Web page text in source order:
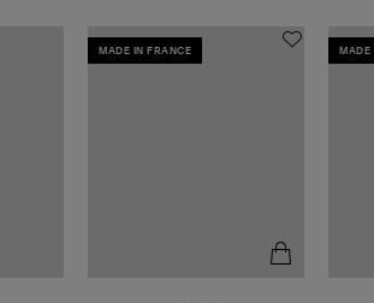
MADE IN FRANCE MADE